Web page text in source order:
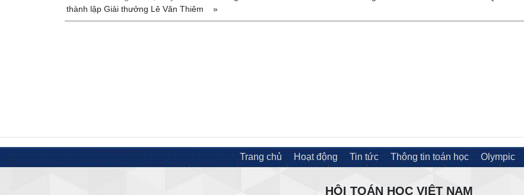
thành lập Giải thưởng Lê Văn Thiêm
»
Trang chủ Hoạt động Tin tức Thông tin toán học Olympic
HỘI TOÁN HỌC VIỆT NAM